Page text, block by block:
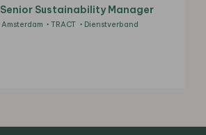
Senior Sustainability Manager
Amsterdam TRACT Dienstverband